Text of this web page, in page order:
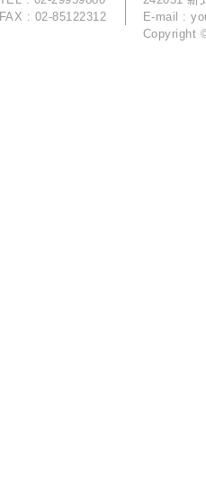
FAX : 02-85122312
E-mail :
Copyright